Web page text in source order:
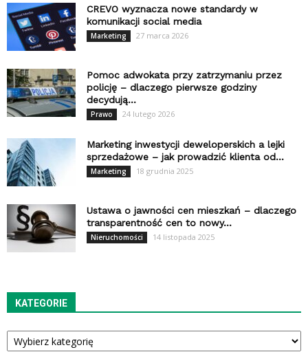
CREVO wyznacza nowe standardy w
komunikacji social media
Marketing 27 marca 2026
Pomoc adwokata przy zatrzymaniu przez
policję – dlaczego pierwsze godziny
decydują...
Prawo 24 lutego 2026
Marketing inwestycji deweloperskich a lejki
sprzedażowe – jak prowadzić klienta od...
Marketing 18 grudnia 2025
Ustawa o jawności cen mieszkań – dlaczego
transparentność cen to nowy...
Nieruchomości 14 listopada 2025
KATEGORIE
Kategorie